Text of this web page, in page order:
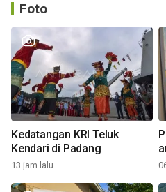
Foto
Kedatangan KRI Teluk
Kendari di Padang
13 jam lalu